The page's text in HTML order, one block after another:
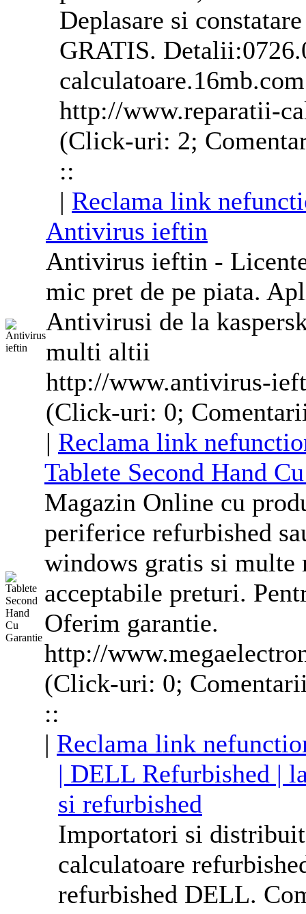
Deplasare si
GRATIS.
calculatoare.16mb.com
http://www.reparatii-
(Click-uri: 2;
::
| Reclama link
Antivirus ieftin
Antivirus ieftin -
mic pret de pe piata.
Antivirusi de la
multi altii
http://www.antivirus-
(Click-uri: 0;
| Reclama link
Tablete Second Hand
Magazin Online cu
periferice refurbished
windows gratis si multe
acceptabile preturi.
Oferim garantie.
http://
(Click-uri: 0;
::
| Reclama link
| DELL Refurbished |
si refurbished
Importatori si
calculatoare
refurbished DELL.